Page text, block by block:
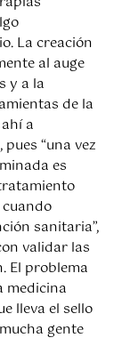
La creación
al auge
y a la
de la
a
“una vez
es
sanitaria”,
validar las
El problema
medicina
lleva el sello
gente